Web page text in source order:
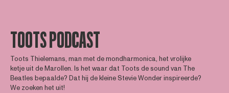
TOOTS PODCAST
Toots Thielemans, man met de mondharmonica, het vrolijke
ketje uit de Marollen. Is het waar dat Toots de sound van The
Beatles bepaalde? Dat hij de kleine Stevie Wonder inspireerde?
We zoeken het uit!